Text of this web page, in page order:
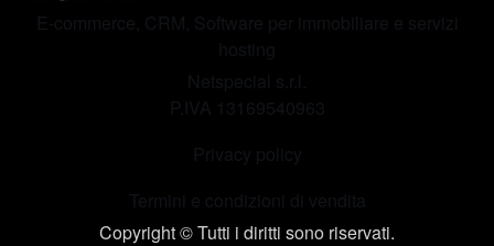
E-commerce, CRM, Software per immobiliare e servizi
hosting
Netspecial s.r.l.
P.IVA 13169540963
Privacy policy
Termini e condizioni di vendita
Copyright © Tutti i diritti sono riservati.